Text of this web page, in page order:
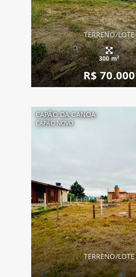
TERRENO/LOTE
300 m²
R$ 70.000
CAPÃO DA CANOA
CAPÃO NOVO
TERRENO/LOTE